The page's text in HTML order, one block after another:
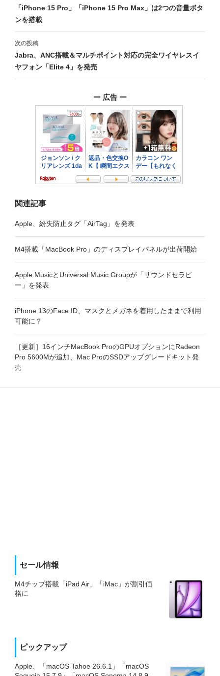
稿
ナ
ビ
ゲ
ー
「iPhone 15 Pro」「iPhone 15 Pro Max」は2つの音量ボタ
ンを搭載
次の投稿
Jabra、ANC搭載＆マルチポイント対応の完全ワイヤレスイ
ヤフォン「Elite 4」を発売
ー 広告 ー
関連記事
Apple、紛失防止タグ「AirTag」を発表
M4搭載「MacBook Pro」のディスプレイパネルが出荷開始
Apple MusicとUniversal Music Groupが「サウンドセラピ
ー」を発表
iPhone 13のFace ID、マスクとメガネを着用したままで利用
可能に？
［更新］16インチMacBook ProのGPUオプションにRadeon
Pro 5600Mが追加、Mac ProのSSDアップグレードキット発
売
セール情報
M4チップ搭載「iPad Air」「iMac」が割引価
格に
ピックアップ
Apple、「macOS Tahoe 26.6.1」「macOS